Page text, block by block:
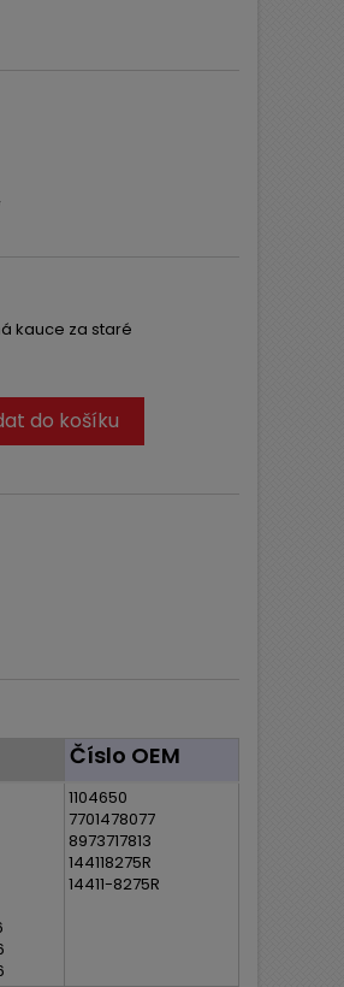
kauce za staré
do košíku
Číslo OEM
1104650
7701478077
8973717813
144118275R
14411-8275R